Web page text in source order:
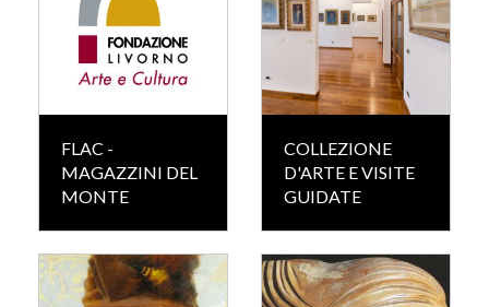
FLAC -
MAGAZZINI DEL
MONTE
COLLEZIONE
D'ARTE E VISITE
GUIDATE